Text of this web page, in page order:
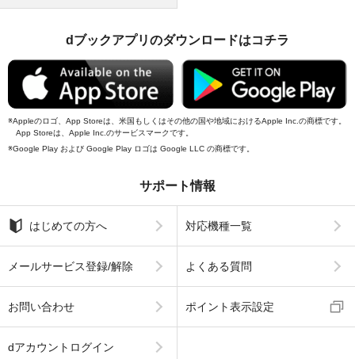
dブックアプリのダウンロードはコチラ
Appleのロゴ、App Storeは、米国もしくはその他の国や地域におけるApple Inc.の商標です。
App Storeは、Apple Inc.のサービスマークです。
Google Play および Google Play ロゴは Google LLC の商標です。
サポート情報
はじめての方へ 対応機種一覧
メールサービス登録/解除 よくある質問
お問い合わせ ポイント表示設定
dアカウントログイン